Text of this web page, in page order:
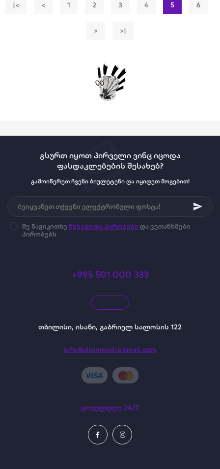
|< < 1 2 3 4 5 6
> >|
გსურთ იყოთ პირველი ვინც იცოდა
ფასდაკლებების შესახებ?
გამოიწერეთ ჩვენი ბიულეტენი და იყიდეთ მოგებით!
მე წავიკითხე წესები და პირობები და ვეთანხმები
პირობებს
+995 501 000 333
თბილისი, ისანი, გაბრიელ სალოსის 122
info@diamond-planet.com
ყოველდღე 24/7